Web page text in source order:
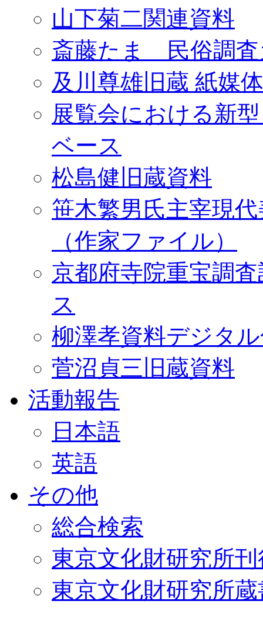
山下菊二関連資料
斎藤たま 民俗調査
及川尊雄旧蔵 紙媒
展覧会における新
ベース
松島健旧蔵資料
笹木繁男氏主宰現
（作家ファイル）
京都府寺院重宝調
ス
柳澤孝資料デジタ
菅沼貞三旧蔵資料
活動報告
日本語
英語
その他
総合検索
東京文化財研究所
東京文化財研究所